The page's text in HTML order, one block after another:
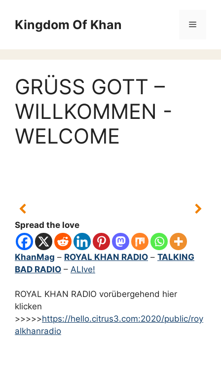
Inhalt
springen
Kingdom Of Khan Menü
GRÜSS GOTT –
WILLKOMMEN -
WELCOME
Spread the love
KhanMag – ROYAL KHAN RADIO – TALKING
BAD RADIO – ALIve!
ROYAL KHAN RADIO vorübergehend hier
klicken
>>>>>https://hello.citrus3.com:2020/public/roy
alkhanradio